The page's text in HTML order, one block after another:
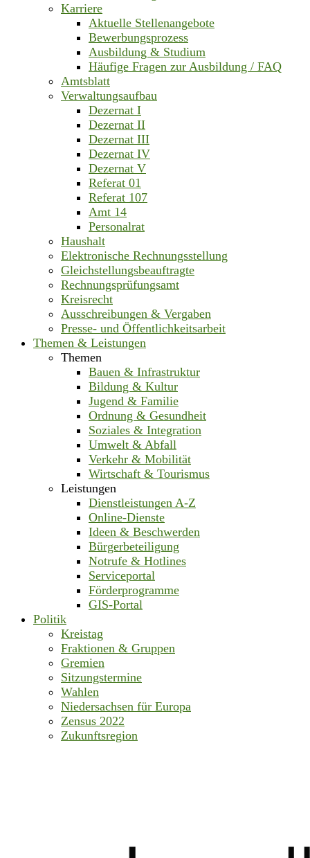
Karriere
Aktuelle Stellenangebote
Bewerbungsprozess
Ausbildung & Studium
Häufige Fragen zur Ausbildung / FAQ
Amtsblatt
Verwaltungsaufbau
Dezernat I
Dezernat II
Dezernat III
Dezernat IV
Dezernat V
Referat 01
Referat 107
Amt 14
Personalrat
Haushalt
Elektronische Rechnungsstellung
Gleichstellungsbeauftragte
Rechnungsprüfungsamt
Kreisrecht
Ausschreibungen & Vergaben
Presse- und Öffentlichkeitsarbeit
Themen & Leistungen
Themen
Bauen & Infrastruktur
Bildung & Kultur
Jugend & Familie
Ordnung & Gesundheit
Soziales & Integration
Umwelt & Abfall
Verkehr & Mobilität
Wirtschaft & Tourismus
Leistungen
Dienstleistungen A-Z
Online-Dienste
Ideen & Beschwerden
Bürgerbeteiligung
Notrufe & Hotlines
Serviceportal
Förderprogramme
GIS-Portal
Politik
Kreistag
Fraktionen & Gruppen
Gremien
Sitzungstermine
Wahlen
Niedersachsen für Europa
Zensus 2022
Zukunftsregion